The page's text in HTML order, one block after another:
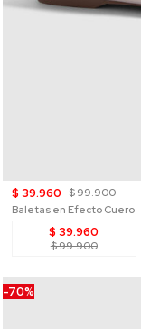
$ 39.960 $ 99.900
Baletas en Efecto Cuero
$ 39.960
$ 99.900
-70%